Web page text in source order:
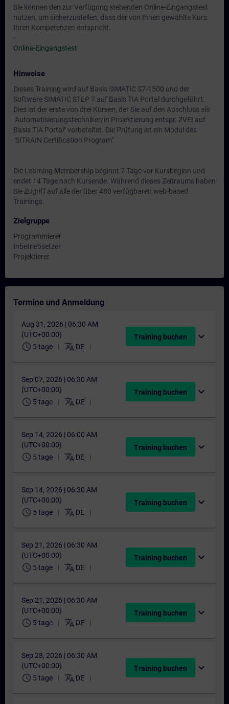
Sie können den zur Verfügung stehenden Online-Eingangstest
nutzen, um sicherzustellen, dass der von Ihnen gewählte Kurs
Ihren Kompetenzen entspricht.
-
Online-Eingangstest
Hinweise
Dieses Training wird auf Basis SIMATIC S7-1500 und der
Software SIMATIC STEP 7 auf Basis TIA Portal durchgeführt.
Dies ist der erste von drei Kursen, der Sie auf den Abschluss als
"Automatisierungstechniker/in Projektierung entspr. ZVEI auf
Basis TIA Portal" vorbereitet. Die Prüfung ist ein Modul des
"SITRAIN Certification Program".
Die Learning Membership beginnt 7 Tage vor Kursbeginn und
endet 14 Tage nach Kursende. Während dieses Zeitraums haben
Sie Zugriff auf alle der über 480 verfügbaren web-based
Trainings.
Zielgruppe
Programmierer
Inbetriebsetzer
Projektierer
Termine und Anmeldung
Aug 31, 2026 | 06:30 AM
(UTC+00:00)
schedule 5 tage translate DE
Training buchen expand_more
Sep 07, 2026 | 06:30 AM
(UTC+00:00)
schedule 5 tage translate DE
Training buchen expand_more
Sep 14, 2026 | 06:00 AM
(UTC+00:00)
schedule 5 tage translate DE
Training buchen expand_more
Sep 14, 2026 | 06:30 AM
(UTC+00:00)
schedule 5 tage translate DE
Training buchen expand_more
Sep 21, 2026 | 06:30 AM
(UTC+00:00)
schedule 5 tage translate DE
Training buchen expand_more
Sep 21, 2026 | 06:30 AM
(UTC+00:00)
schedule 5 tage translate DE
Training buchen expand_more
Sep 28, 2026 | 06:30 AM
(UTC+00:00)
schedule 5 tage translate DE
Training buchen expand_more